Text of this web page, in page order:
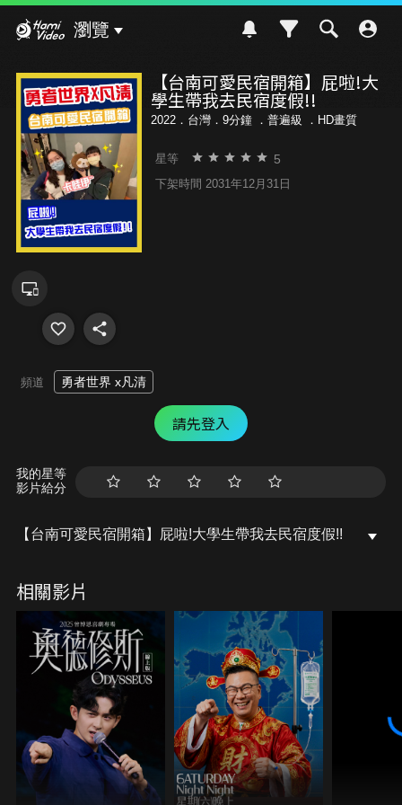
瀏覽
【台南可愛民宿開箱】屁啦!大
學生帶我去民宿度假!!
2022．台灣．9分鐘 ． 普遍級 ．HD畫質
星等 5
下架時間 2031年12月31日
頻道 勇者世界 x凡清
請先登入
我的星等
影片給分
【台南可愛民宿開箱】屁啦!大學生帶我去民宿度假!!
相關影片